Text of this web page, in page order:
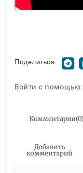
Поделиться:
Войти с помощью:
Комментарии(0)
Добавить
комментарий